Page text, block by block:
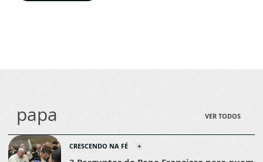
papa VER TODOS
CRESCENDO NA FÉ